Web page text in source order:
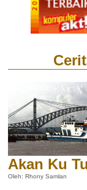
Akan Ku
Oleh: Rhony Samlan